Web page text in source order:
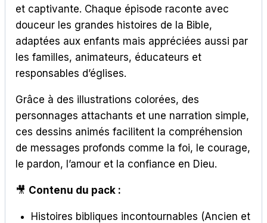
et captivante. Chaque épisode raconte avec
douceur les grandes histoires de la Bible,
adaptées aux enfants mais appréciées aussi par
les familles, animateurs, éducateurs et
responsables d’églises.
Grâce à des illustrations colorées, des
personnages attachants et une narration simple,
ces dessins animés facilitent la compréhension
de messages profonds comme la foi, le courage,
le pardon, l’amour et la confiance en Dieu.
🎥 Contenu du pack :
Histoires bibliques incontournables (Ancien et